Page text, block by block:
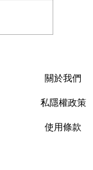
Plans 省下
關於我們
私隱權政策
使用條款